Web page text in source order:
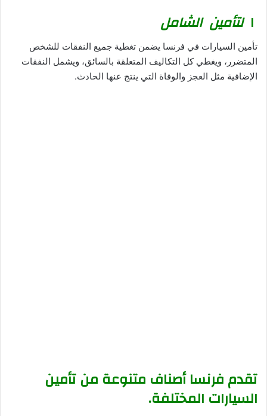
ا لتأمين الشامل
تأمين السيارات في فرنسا يضمن تغطية جميع النفقات للشخص
المتضرر، ويغطي كل التكاليف المتعلقة بالسائق، ويشمل النفقات
الإضافية مثل العجز والوفاة التي ينتج عنها الحادث.
تقدم فرنسا أصناف متنوعة من تأمين
السيارات المختلفة.